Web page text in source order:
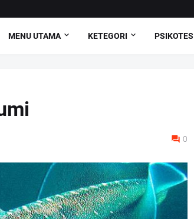
MENU UTAMA KETEGORI PSIKOTES
0